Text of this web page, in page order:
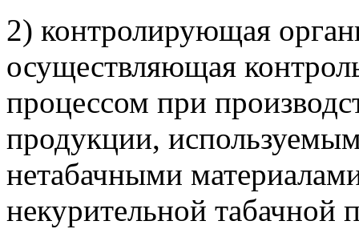
2) контролирующая
осуществляющая
процессом при
продукции,
нетабачными
некурительной табачной